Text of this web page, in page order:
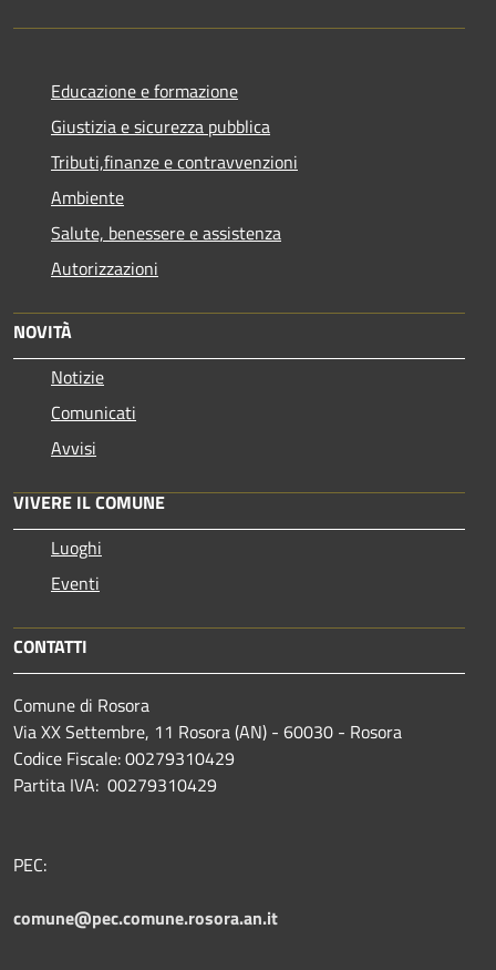
Educazione e formazione
Giustizia e sicurezza pubblica
Tributi,finanze e contravvenzioni
Ambiente
Salute, benessere e assistenza
Autorizzazioni
NOVITÀ
Notizie
Comunicati
Avvisi
VIVERE IL COMUNE
Luoghi
Eventi
CONTATTI
Comune di Rosora
Via XX Settembre, 11 Rosora (AN) - 60030 - Rosora
Codice Fiscale: 00279310429
Partita IVA: 00279310429
PEC:
comune@pec.comune.rosora.an.it